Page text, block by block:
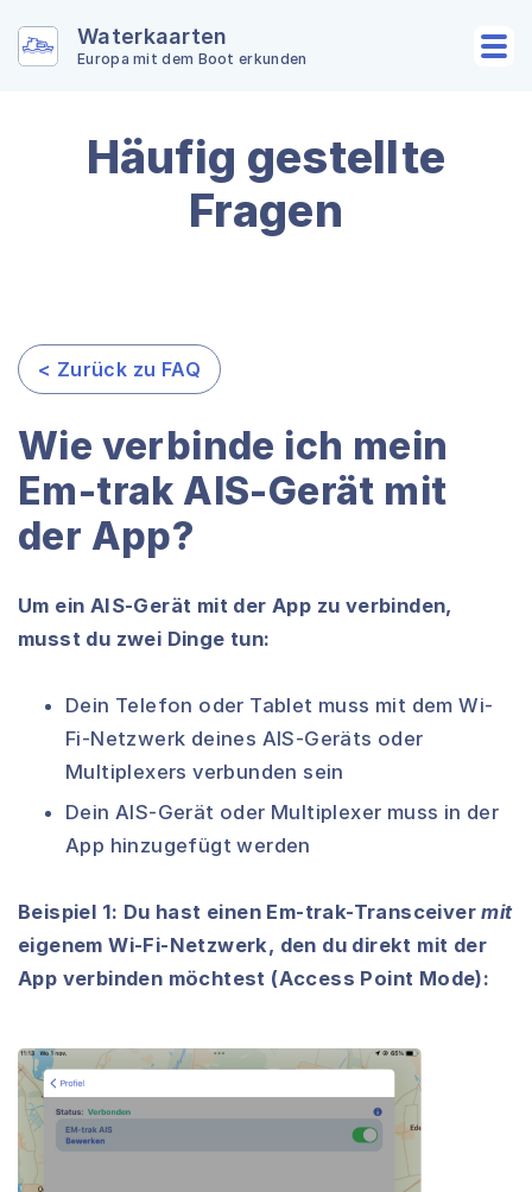
Waterkaarten
Europa mit dem Boot erkunden
Häufig gestellte
Fragen
< Zurück zu FAQ
Wie verbinde ich mein
Em-trak AIS-Gerät mit
der App?
Um ein AIS-Gerät mit der App zu verbinden,
musst du zwei Dinge tun:
Dein Telefon oder Tablet muss mit dem Wi-
Fi-Netzwerk deines AIS-Geräts oder
Multiplexers verbunden sein
Dein AIS-Gerät oder Multiplexer muss in der
App hinzugefügt werden
Beispiel 1: Du hast einen Em-trak-Transceivermit
eigenem Wi-Fi-Netzwerk, den du direkt mit der
App verbinden möchtest (Access Point Mode):